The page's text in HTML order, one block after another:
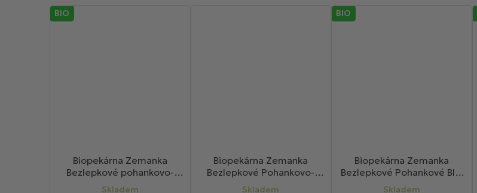
BIO
Biopekárna Zemanka
Bezlepkové pohankovo-
jablečné BIO sušenky 100g
Skladem
Biopekárna Zemanka
Bezlepkové Pohankovo-
datlové bio sušenky 100g
Skladem
BIO
Biopekárna Zemanka
Bezlepkové Pohankové BIO
perníčky 100g
Skladem